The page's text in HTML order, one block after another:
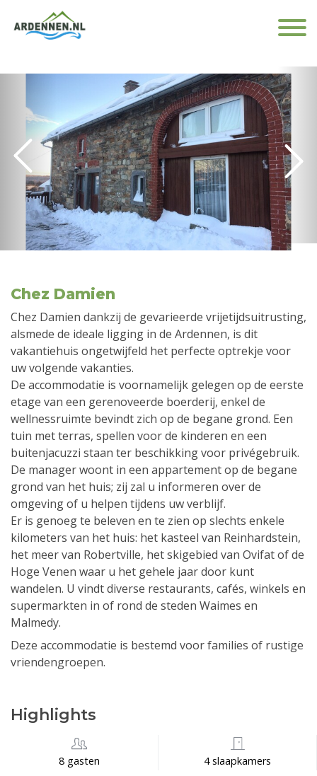
Chez Damien
Chez Damien dankzij de gevarieerde vrijetijdsuitrusting,
alsmede de ideale ligging in de Ardennen, is dit
vakantiehuis ongetwijfeld het perfecte optrekje voor
uw volgende vakanties.
De accommodatie is voornamelijk gelegen op de eerste
etage van een gerenoveerde boerderij, enkel de
wellnessruimte bevindt zich op de begane grond. Een
tuin met terras, spellen voor de kinderen en een
buitenjacuzzi staan ter beschikking voor privégebruik.
De manager woont in een appartement op de begane
grond van het huis; zij zal u informeren over de
omgeving of u helpen tijdens uw verblijf.
Er is genoeg te beleven en te zien op slechts enkele
kilometers van het huis: het kasteel van Reinhardstein,
het meer van Robertville, het skigebied van Ovifat of de
Hoge Venen waar u het gehele jaar door kunt
wandelen. U vindt diverse restaurants, cafés, winkels en
supermarkten in of rond de steden Waimes en
Malmedy.
Deze accommodatie is bestemd voor families of rustige
vriendengroepen.
Highlights
8 gasten 4 slaapkamers